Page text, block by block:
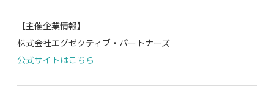
【主催企業情報】
株式会社エグゼクティブ・パートナーズ
公式サイトはこちら